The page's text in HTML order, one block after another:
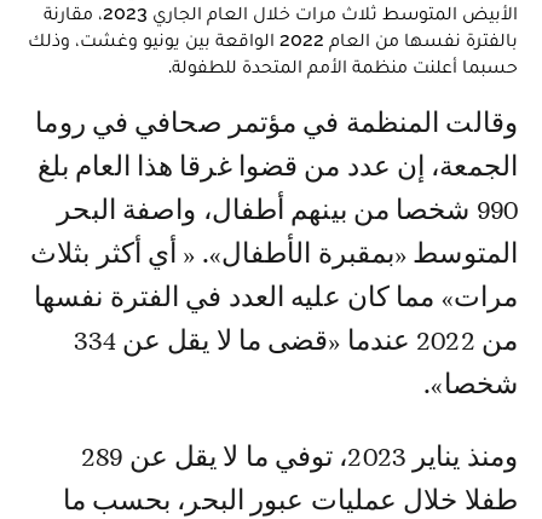
الأبيض المتوسط ثلاث مرات خلال العام الجاري 2023، مقارنة
بالفترة نفسها من العام 2022 الواقعة بين يونيو وغشت، وذلك
حسبما أعلنت منظمة الأمم المتحدة للطفولة.
وقالت المنظمة في مؤتمر صحافي في روما
الجمعة، إن عدد من قضوا غرقا هذا العام بلغ
990 شخصا من بينهم أطفال، واصفة البحر
المتوسط «بمقبرة الأطفال». « أي أكثر بثلاث
مرات» مما كان عليه العدد في الفترة نفسها
من 2022 عندما «قضى ما لا يقل عن 334
شخصا».
ومنذ يناير 2023، توفي ما لا يقل عن 289
طفلا خلال عمليات عبور البحر، بحسب ما